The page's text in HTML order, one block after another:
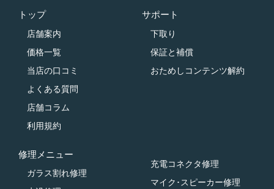
トップ
店舗案内
価格一覧
当店の口コミ
よくある質問
店舗コラム
利用規約
サポート
下取り
保証と補償
おためしコンテンツ解約
修理メニュー
ガラス割れ修理
充電コネクタ修理
マイク･スピーカー修理